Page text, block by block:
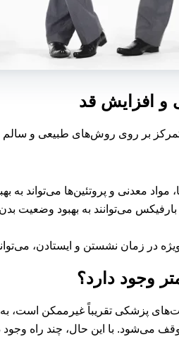
و افزایش قد
بر روی روش‌های طبیعی و سالم
مواد معدنی و پروتئین‌ها می‌تواند
می‌توانند به بهبود وضعیت
در زمان نشستن و ایستادن،
بدون دخالت‌های پزشکی تقریباً
می‌شود. با این حال، چند راه